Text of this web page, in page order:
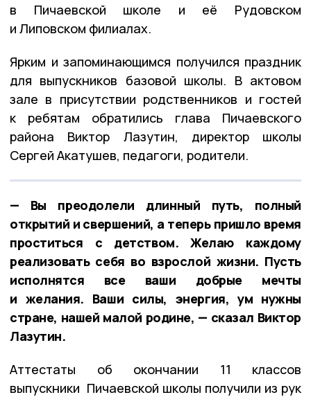
в Пичаевской школе и её Рудовском
и Липовском филиалах.
Ярким и запоминающимся получился праздник
для выпускников базовой школы. В актовом
зале в присутствии родственников и гостей
к ребятам обратились глава Пичаевского
района Виктор Лазутин, директор школы
Сергей Акатушев, педагоги, родители.
— Вы преодолели длинный путь, полный
открытий и свершений, а теперь пришло время
проститься с детством. Желаю каждому
реализовать себя во взрослой жизни. Пусть
исполнятся все ваши добрые мечты
и желания. Ваши силы, энергия, ум нужны
стране, нашей малой родине, — сказал Виктор
Лазутин.
Аттестаты об окончании 11 классов
выпускники Пичаевской школы получили из рук